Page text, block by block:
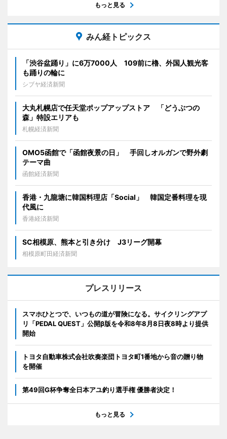
もっと見る
みん経トピックス
「渋谷盆踊り」に6万7000人 109前に櫓、外国人観光客
も踊りの輪に
シブヤ経済新聞
大丸札幌店で任天堂ポップアップストア 「どうぶつの
森」特設エリアも
札幌経済新聞
OMO5函館で「函館夜景の日」 手回しオルガンで野外劇
テーマ曲
函館経済新聞
香港・九龍塘に韓国料理店「Social」 韓国定番料理を現
代風に
香港経済新聞
SC相模原、熊本と引き分け J3リーグ開幕
相模原町田経済新聞
プレスリリース
スマホひとつで、いつもの道が冒険になる。サイクリングアプ
リ「PEDAL QUEST」公開β版を令和8年8月8日夜8時より提供
開始
トヨタ自動車株式会社吹奏楽団トヨタ町1番地から音の贈り物
を開催
第49回G杯争奪全日本アユ釣り選手権 優勝者決定！
もっと見る